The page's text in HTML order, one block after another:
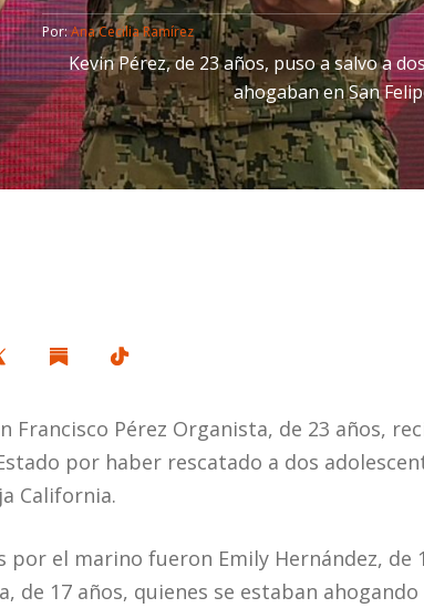
Por: Ana Cecilia Ramírez
Kevin Pérez, de 23 años, puso a salvo a
ahogaban en San
Francisco Pérez Organista, de 23 años,
por haber rescatado a dos
California.
por el marino fueron Emily Hernández, de
de 17 años, quienes se estaban